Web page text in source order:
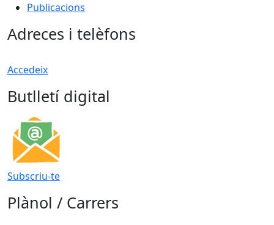
Publicacions
Adreces i telèfons
Accedeix
Butlletí digital
Subscriu-te
Plànol / Carrers